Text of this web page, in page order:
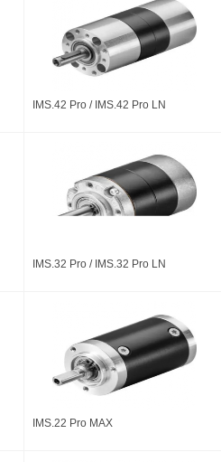
IMS.42 Pro / IMS.42 Pro LN
IMS.32 Pro / IMS.32 Pro LN
IMS.22 Pro MAX